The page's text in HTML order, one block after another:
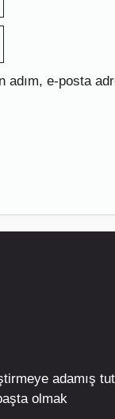
adım, e-posta
adamış
olmak